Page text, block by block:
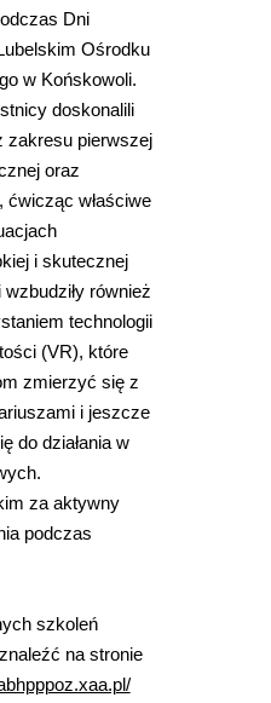
Dni
Ośrodku
w Końskowoli.
doskonalili
zakresu pierwszej
oraz
ćwicząc właściwe
i skutecznej
również
technologii
(VR), które
zmierzyć się z
i jeszcze
do działania w
za aktywny
podczas
szkoleń
na stronie